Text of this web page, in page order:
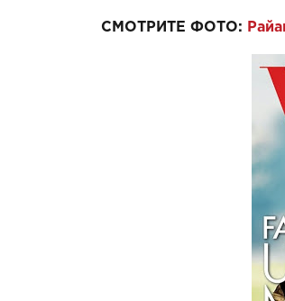
СМОТРИТЕ ФОТО: